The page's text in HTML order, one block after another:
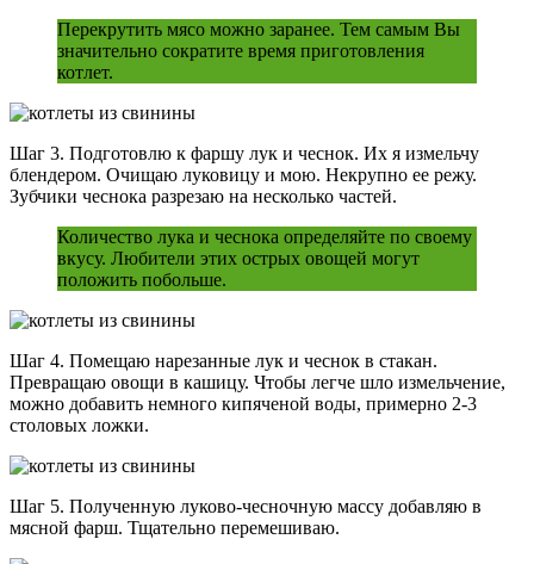
Перекрутить мясо можно заранее. Тем самым Вы
значительно сократите время приготовления
котлет.
Шаг 3. Подготовлю к фаршу лук и чеснок. Их я измельчу
блендером. Очищаю луковицу и мою. Некрупно ее режу.
Зубчики чеснока разрезаю на несколько частей.
Количество лука и чеснока определяйте по своему
вкусу. Любители этих острых овощей могут
положить побольше.
Шаг 4. Помещаю нарезанные лук и чеснок в стакан.
Превращаю овощи в кашицу. Чтобы легче шло измельчение,
можно добавить немного кипяченой воды, примерно 2-3
столовых ложки.
Шаг 5. Полученную луково-чесночную массу добавляю в
мясной фарш. Тщательно перемешиваю.